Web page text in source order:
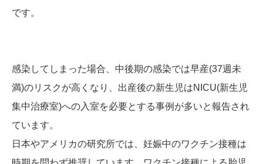
です。
感染してしまった場合、中後期の感染では早産(37週未
満)のリスクが高くなり、出産後の新生児はNICU(新生児
集中治療室)への入室を必要とする事例が多いと報告され
ています。
日本やアメリカの研究所では、妊娠中のワクチン接種は